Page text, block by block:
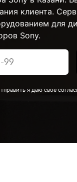
клиента.
для
Sony.
я даю свое